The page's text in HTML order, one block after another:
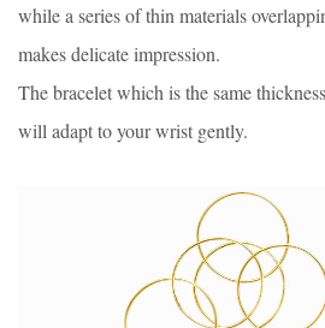
while a series of thin materials
makes delicate impression.
The bracelet which is the same
will adapt to your wrist gently.